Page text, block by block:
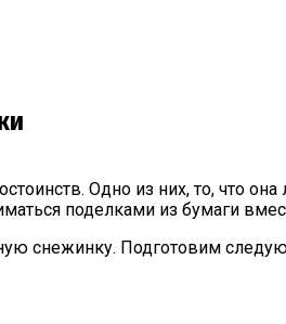
Одно из них, то, что
поделками из бумаги
снежинку. Подготовим